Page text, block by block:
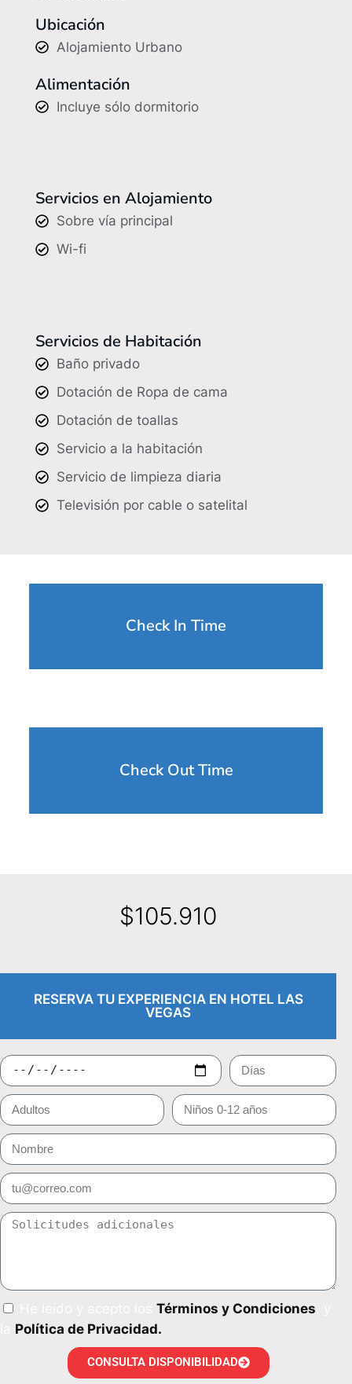
Ubicación
Alojamiento Urbano
Alimentación
Incluye sólo dormitorio
Servicios en Alojamiento
Sobre vía principal
Wi-fi
Servicios de Habitación
Baño privado
Dotación de Ropa de cama
Dotación de toallas
Servicio a la habitación
Servicio de limpieza diaria
Televisión por cable o satelital
Check In Time
Check Out Time
$105.910
RESERVA TU EXPERIENCIA EN HOTEL LAS
VEGAS
Términos y Condiciones
Política de Privacidad.
CONSULTA DISPONIBILIDAD